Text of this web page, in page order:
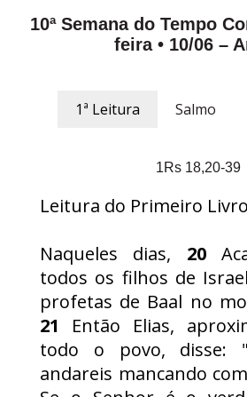
10ª Semana do Tempo
feira • 10/06 –
1ª Leitura Salmo
1Rs 18,20-39
Leitura do Primeiro
Naqueles dias, 20
todos os filhos de
profetas de Baal no
21
Então Elias,
todo o povo, disse:
andareis mancando